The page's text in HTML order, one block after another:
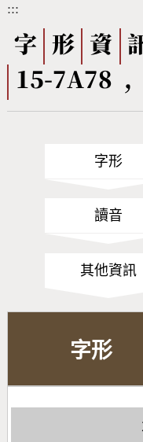
筆順序查詢
CNS查詢
字形下載
熱門查詢統計
:::
字 形 資
15-7A78 ,
字形
讀音
其他資訊
字形